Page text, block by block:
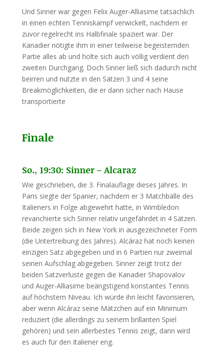
Und Sinner war gegen Felix Auger-Alliasime tatsächlich
in einen echten Tenniskampf verwickelt, nachdem er
zuvor regelrecht ins Halbfinale spaziert war. Der
Kanadier nötigte ihm in einer teilweise begeisternden
Partie alles ab und holte sich auch völlig verdient den
zweiten Durchgang. Doch Sinner ließ sich dadurch nicht
beirren und nutzte in den Sätzen 3 und 4 seine
Breakmöglichkeiten, die er dann sicher nach Hause
transportierte
Finale
So., 19:30: Sinner – Alcaraz
Wie geschrieben, die 3. Finalauflage dieses Jahres. In
Paris siegte der Spanier, nachdem er 3 Matchbälle des
Italieners in Folge abgewehrt hatte, in Wimbledon
revanchierte sich Sinner relativ ungefährdet in 4 Sätzen.
Beide zeigen sich in New York in ausgezeichneter Form
(die Untertreibung des Jahres). Alcáraz hat noch keinen
einzigen Satz abgegeben und in 6 Partien nur zweimal
seinen Aufschlag abgegeben. Sinner zeigt trotz der
beiden Satzverluste gegen die Kanadier Shapovalov
und Auger-Alliasime beängstigend konstantes Tennis
auf höchstem Niveau. Ich würde ihn leicht favorisieren,
aber wenn Alcáraz seine Mätzchen auf ein Minimum
reduziert (die allerdings zu seinem brillanten Spiel
gehören) und sein allerbestes Tennis zeigt, dann wird
es auch für den Italiener eng.